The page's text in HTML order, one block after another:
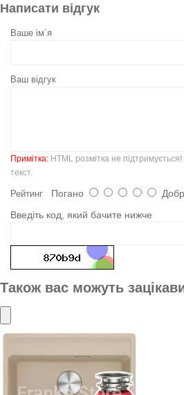
Написати відгук
Ваше ім`я
Ваш відгук
Примітка: HTML розмітка не
текст.
Рейтинг Погано
Введіть код, який бачите нижче
Також вас можуть